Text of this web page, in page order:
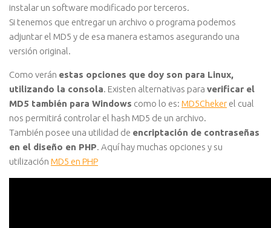
instalar un software modificado por terceros.
Si tenemos que entregar un archivo o programa podemos
adjuntar el MD5 y de esa manera estamos asegurando una
versión original.
Como verán estas opciones que doy son para Linux,
utilizando la consola. Existen alternativas para verificar el
MD5 también para Windows como lo es: MD5Cheker el cual
nos permitirá controlar el hash MD5 de un archivo.
También posee una utilidad de encriptación de contraseñas
en el diseño en PHP. Aquí hay muchas opciones y su
utilización MD5 en PHP